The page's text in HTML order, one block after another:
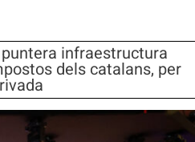
infraestructura
dels catalans, per